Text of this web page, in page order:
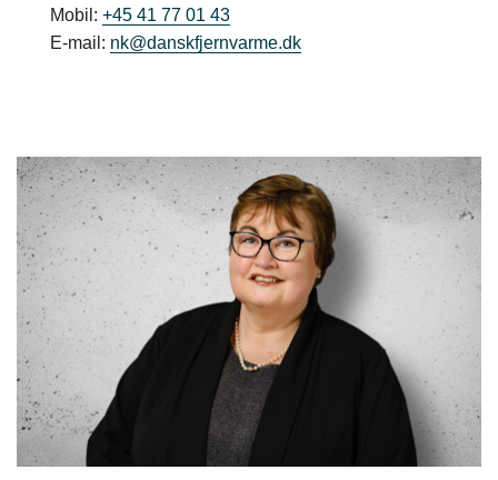
Mobil: +45 41 77 01 43
E-mail: nk@danskfjernvarme.dk